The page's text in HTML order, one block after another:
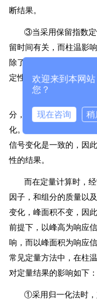
断结果。
③当采用保留指数
留时间有关，而柱温影
除了保留时间，保留指
定性方法易受柱温变化
分，将该组分的纯样加
化。柱温变化，保留时
信号变化是一致的，因
性的结果。
而在定量计算时，
因子，和组分的质量以
变化，峰面积不变，因
前提下，以峰高为响应
响，而以峰面积为响应
常见定量方法中，在柱
对定量结果的影响如下：
①采用归一化法时，
欢迎来到本网
您？
现在咨询 稍